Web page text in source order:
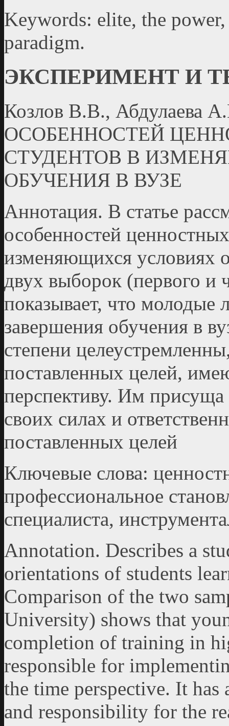
Keywords: elite, the
paradigm.
ЭКСПЕРИМЕНТ И
Козлов В.В.,
ОСОБЕННОСТЕЙ
СТУДЕНТОВ В
ОБУЧЕНИЯ В ВУЗЕ
Аннотация. В статье
особенностей
изменяющихся условиях
двух выборок (первого и
показывает, что молодые
завершения обучения в
степени
поставленных целей,
перспективу. Им присуща
своих силах и
поставленных целей
Ключевые слова:
профессиональное
специалиста,
Annotation. Describes a
orientations of students
Comparison of the two
University) shows that
completion of training in
responsible for
the time perspective. It has
and responsibility for the